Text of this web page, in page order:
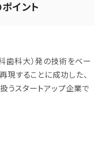
イント
歯科大）発の技術をベー
現することに成功した、
うスタートアップ企業で